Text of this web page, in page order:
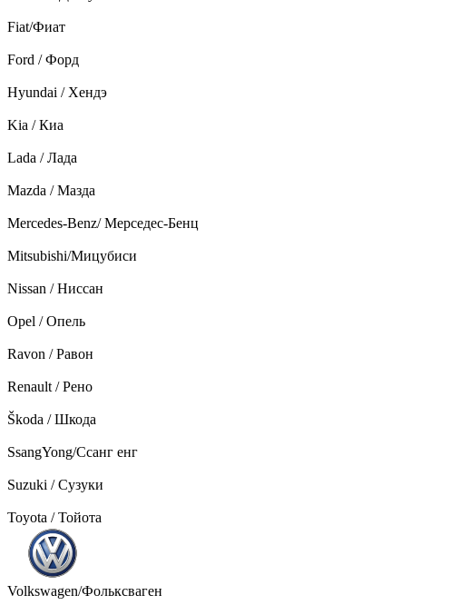
Fiat/Фиат
Ford / Форд
Hyundai / Хендэ
Kia / Киа
Lada / Лада
Mazda / Мазда
Mercedes-Benz/ Мерседес-Бенц
Mitsubishi/Мицубиси
Nissan / Ниссан
Opel / Опель
Ravon / Равон
Renault / Рено
Škoda / Шкода
SsangYong/Ссанг енг
Suzuki / Сузуки
Toyota / Тойота
Volkswagen/Фольксваген